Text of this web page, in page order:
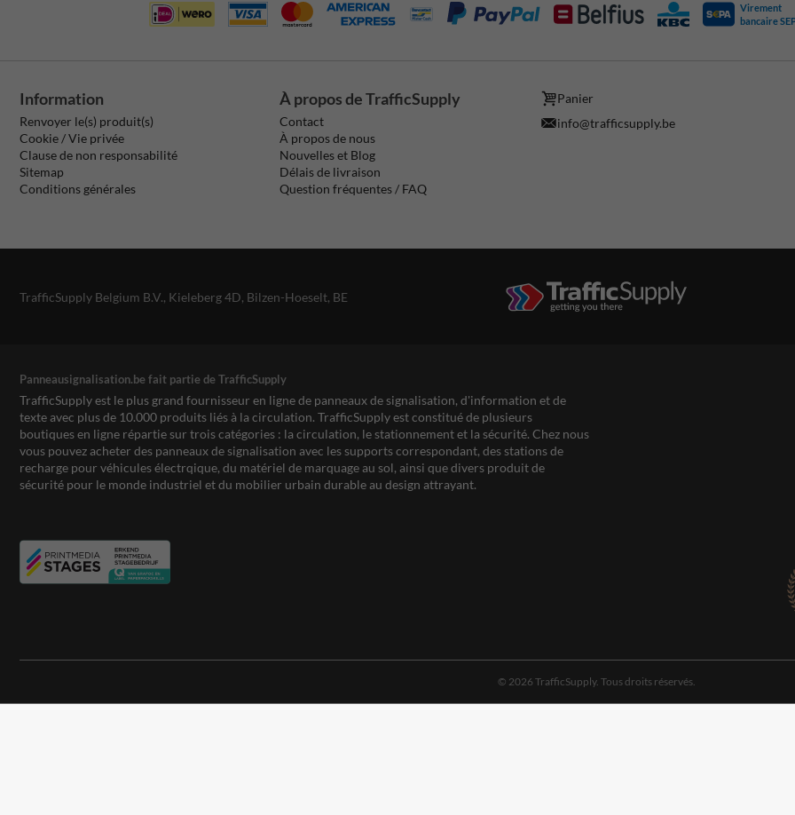
Virement
bancaire
Information
Renvoyer le(s) produit(s)
Cookie / Vie privée
Clause de non responsabilité
Sitemap
Conditions générales
À propos de TrafficSupply
Contact
À propos de nous
Nouvelles et Blog
Délais de livraison
Question fréquentes / FAQ
Panier
info@trafficsupply.be
TrafficSupply Belgium B.V., Kieleberg 4D, Bilzen-Hoeselt, BE
Panneausignalisation.be fait partie de TrafficSupply
TrafficSupply est le plus grand fournisseur en ligne de panneaux de signalisation, d'information et de
texte avec plus de 10.000 produits liés à la circulation. TrafficSupply est constitué de plusieurs
boutiques en ligne répartie sur trois catégories : la circulation, le stationnement et la sécurité. Chez nous
vous pouvez acheter des panneaux de signalisation avec les supports correspondant, des stations de
recharge pour véhicules électrqique, du matériel de marquage au sol, ainsi que divers produit de
sécurité pour le monde industriel et du mobilier urbain durable au design attrayant.
© 2026 TrafficSupply. Tous droits réservés.